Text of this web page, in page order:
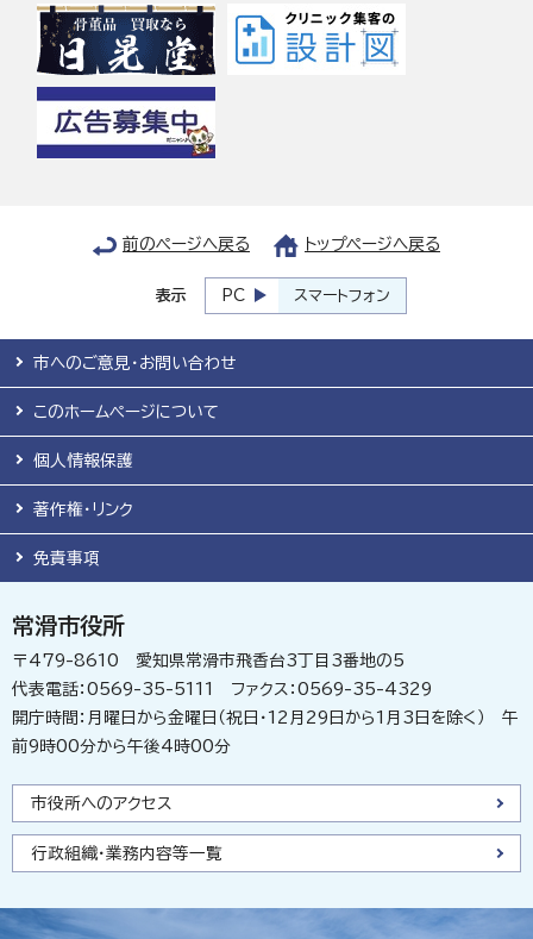
前のページへ戻る トップページへ戻る
表示 PC スマートフォン
市へのご意見・お問い合わせ
このホームページについて
個人情報保護
著作権・リンク
免責事項
常滑市役所
〒479-8610 愛知県常滑市飛香台3丁目3番地の5
代表電話：0569-35-5111 ファクス：0569-35-4329
開庁時間：月曜日から金曜日（祝日・12月29日から1月3日を除く） 午
前9時00分から午後4時00分
市役所へのアクセス
行政組織・業務内容等一覧